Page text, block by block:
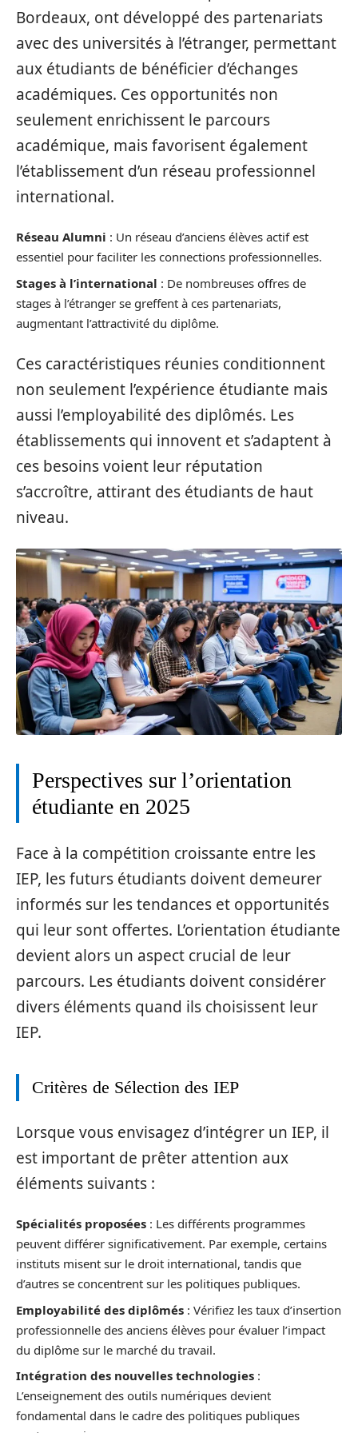
Bordeaux, ont développé des partenariats
avec des universités à l’étranger, permettant
aux étudiants de bénéficier d’échanges
académiques. Ces opportunités non
seulement enrichissent le parcours
académique, mais favorisent également
l’établissement d’un réseau professionnel
international.
Réseau Alumni : Un réseau d’anciens élèves actif est
essentiel pour faciliter les connections professionnelles.
Stages à l’international : De nombreuses offres de
stages à l’étranger se greffent à ces partenariats,
augmentant l’attractivité du diplôme.
Ces caractéristiques réunies conditionnent
non seulement l’expérience étudiante mais
aussi l’employabilité des diplômés. Les
établissements qui innovent et s’adaptent à
ces besoins voient leur réputation
s’accroître, attirant des étudiants de haut
niveau.
Perspectives sur l’orientation
étudiante en 2025
Face à la compétition croissante entre les
IEP, les futurs étudiants doivent demeurer
informés sur les tendances et opportunités
qui leur sont offertes. L’orientation étudiante
devient alors un aspect crucial de leur
parcours. Les étudiants doivent considérer
divers éléments quand ils choisissent leur
IEP.
Critères de Sélection des IEP
Lorsque vous envisagez d’intégrer un IEP, il
est important de prêter attention aux
éléments suivants :
Spécialités proposées : Les différents programmes
peuvent différer significativement. Par exemple, certains
instituts misent sur le droit international, tandis que
d’autres se concentrent sur les politiques publiques.
Employabilité des diplômés : Vérifiez les taux d’insertion
professionnelle des anciens élèves pour évaluer l’impact
du diplôme sur le marché du travail.
Intégration des nouvelles technologies :
L’enseignement des outils numériques devient
fondamental dans le cadre des politiques publiques